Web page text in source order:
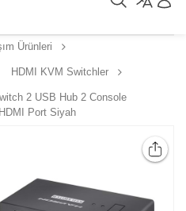
Ürünleri
HDMI KVM Switchler
2 USB Hub 2 Console
Port Siyah